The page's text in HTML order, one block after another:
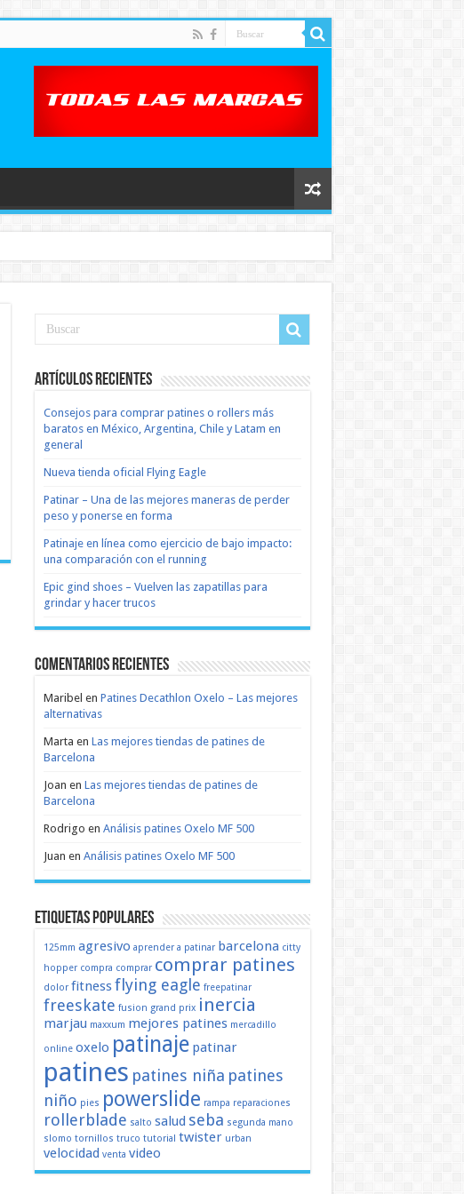
Artículos recientes
Consejos para comprar patines o rollers más
baratos en México, Argentina, Chile y Latam en
general
Nueva tienda oficial Flying Eagle
Patinar – Una de las mejores maneras de perder
peso y ponerse en forma
Patinaje en línea como ejercicio de bajo impacto:
una comparación con el running
Epic gind shoes – Vuelven las zapatillas para
grindar y hacer trucos
Comentarios recientes
Maribel en Patines Decathlon Oxelo – Las mejores
alternativas
Marta en Las mejores tiendas de patines de
Barcelona
Joan en Las mejores tiendas de patines de
Barcelona
Rodrigo en Análisis patines Oxelo MF 500
Juan en Análisis patines Oxelo MF 500
Etiquetas populares
125mm agresivo aprender a patinar barcelona citty
hopper compra comprar comprar patines
dolor fitnessflying eagle freepatinar
freeskate fusion grand prix inercia
marjau maxxum mejores patines mercadillo
online oxelo patinaje patinar
patines patines niña patines
niño pies powerslide rampa reparaciones
rollerblade salto salud seba segunda mano
slomo tornillos truco tutorial twister urban
velocidad venta video